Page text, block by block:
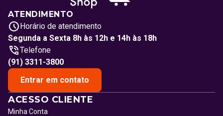
ATENDIMENTO
Horário de atendimento
Segunda a Sexta 8h às 12h e 14h às 18h
Telefone
(91) 3311-3800
Entrar em contato
ACESSO CLIENTE
Minha Conta